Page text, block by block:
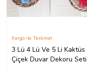
3 Lü 4 Lü Ve 5 Li Kaktüs
Çiçek Duvar Dekoru Seti
Kargo ile Teslimat